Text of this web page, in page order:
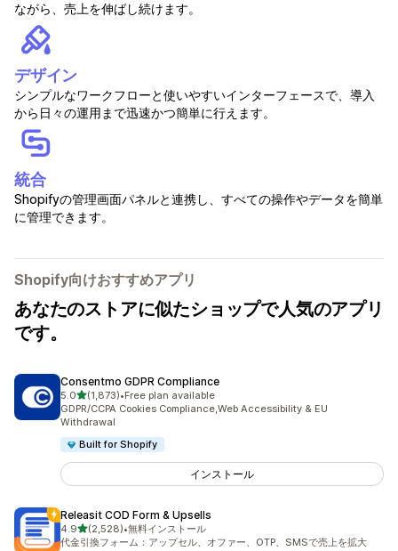
ながら、売上を伸ばし続けます。
デザイン
シンプルなワークフローと使いやすいインターフェースで、導入
から日々の運用まで迅速かつ簡単に行えます。
統合
Shopifyの管理画面パネルと連携し、すべての操作やデータを簡単
に管理できます。
Shopify向けおすすめアプリ
あなたのストアに似たショップで人気のアプリ
です。
Consentmo GDPR Compliance
5.05つ星中
(1,873)
合計レビュー数：1873件
•Free plan available
GDPR/CCPA Cookies Compliance,Web Accessibility & EU
Withdrawal
Built for Shopify
インストール
Releasit COD Form & Upsells
4.95つ星中
(2,528)
合計レビュー数：2528件
•無料インストール
代金引換フォーム：アップセル、オファー、OTP、SMSで売上を拡大